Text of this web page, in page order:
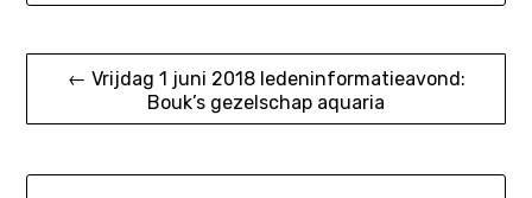
Bericht
navigatie
← Vrijdag 1 juni 2018 ledeninformatieavond:
Bouk’s gezelschap aquaria